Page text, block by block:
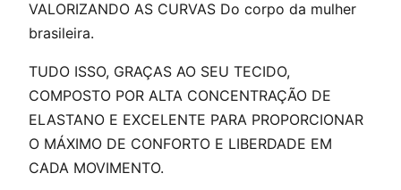
VALORIZANDO AS CURVAS Do corpo da mulher
brasileira.
TUDO ISSO, GRAÇAS AO SEU TECIDO,
COMPOSTO POR ALTA CONCENTRAÇÃO DE
ELASTANO E EXCELENTE PARA PROPORCIONAR
O MÁXIMO DE CONFORTO E LIBERDADE EM
CADA MOVIMENTO.